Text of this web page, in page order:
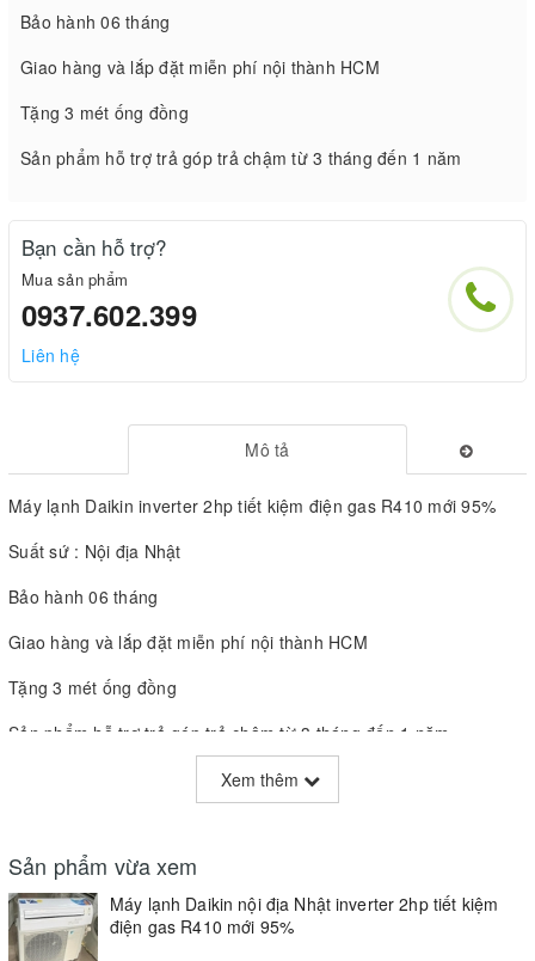
Bảo hành 06 tháng
Giao hàng và lắp đặt miễn phí nội thành HCM
Tặng 3 mét ống đồng
Sản phẩm hỗ trợ trả góp trả chậm từ 3 tháng đến 1 năm
Bạn cần hỗ trợ?
Mua sản phẩm
0937.602.399
Liên hệ
Mô tả
Máy lạnh Daikin inverter 2hp tiết kiệm điện gas R410 mới 95%
Suất sứ : Nội địa Nhật
Bảo hành 06 tháng
Giao hàng và lắp đặt miễn phí nội thành HCM
Tặng 3 mét ống đồng
Sản phẩm hỗ trợ trả góp trả chậm từ 3 tháng đến 1 năm
------------------------------------
Điện thoại : - 0912911680 - 0937602399 -0977993598
Web :www.sieuthidienmaycuhcm.com
Xem thêm
Sản phẩm vừa xem
Máy lạnh Daikin nội địa Nhật inverter 2hp tiết kiệm
điện gas R410 mới 95%